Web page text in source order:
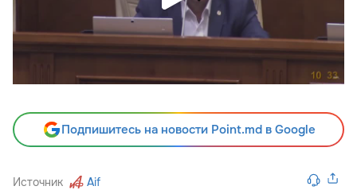
Подпишитесь на новости Point.md в Google
Источник Aif